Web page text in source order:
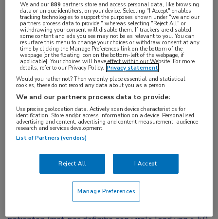
In de VS zijn de raciale verschillen in het krijgen
van tijdige ART tussen 2012 en 2018 kleiner
geworden sinds de komst van de Current
Department of Health and Human Services
(DHHS)-richtlijnen. Toch hebben hiv-patiënten
van Afro-Amerikaanse komaf en hiv-patiënten die
drugsverslaafd zijn nog steeds bepaalde
achterstanden in het krijgen van goede zorg.
De DHHS-richtlijnen dateren uit 2012 en bevatten
de aanbeveling dat elke hiv-patiënt ART moet
krijgen ongeacht diens aantal CD4-cellen.
Tags:
etniciteit
We and our889 partners store and access personal data, like browsing
data or unique identifiers, on your device. Selecting "I Accept" enables
tracking technologies to support the purposes shown under "we and our
partners process data to provide," whereas selecting "Reject All" or
withdrawing your consent will disable them. If trackers are disabled,
some content and ads you see may not be as relevant to you. You can
resurface this menu to change your choices or withdraw consent at any
time by clicking the Manage Preferences link on the bottom of the
webpage [or the floating icon on the bottom-left of the webpage, if
applicable]. Your choices will have effect within our Website. For more
details, refer to our Privacy Policy. Privacy statement
Would you rather not? Then we only place essential and statistical
cookies, these do not record any data about you as a person
We and our partners process data to provide:
Use precise geolocation data. Actively scan device characteristics for
identification. Store and/or access information on a device. Personalised
advertising and content, advertising and content measurement, audience
research and services development.
List of Partners (vendors)
Reject All I Accept
Manage Preferences